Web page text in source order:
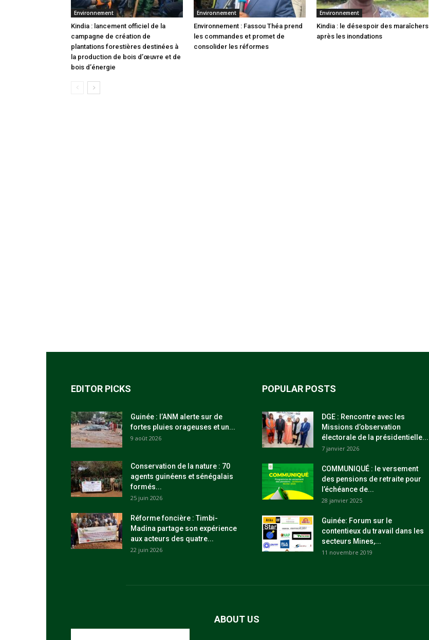
Environnement
Kindia : lancement officiel de la
campagne de création de
plantations forestières destinées à
la production de bois d’œuvre et de
bois d’énergie
Environnement
Environnement : Fassou Théa prend
les commandes et promet de
consolider les réformes
Environnement
Kindia : le désespoir des maraîchers
après les inondations
EDITOR PICKS
Guinée : l’ANM alerte sur de
fortes pluies orageuses et un...
9 août 2026
Conservation de la nature : 70
agents guinéens et sénégalais
formés...
25 juin 2026
Réforme foncière : Timbi-
Madina partage son expérience
aux acteurs des quatre...
22 juin 2026
POPULAR POSTS
DGE : Rencontre avec les
Missions d’observation
électorale de la présidentielle...
7 janvier 2026
COMMUNIQUÉ : le versement
des pensions de retraite pour
l’échéance de...
28 janvier 2025
Guinée: Forum sur le
contentieux du travail dans les
secteurs Mines,...
11 novembre 2019
ABOUT US